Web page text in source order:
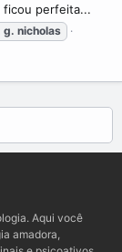
ficou perfeita...
g. nicholas
Aqui você
amadora,